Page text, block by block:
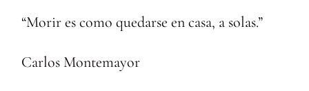
“Morir es como quedarse en casa, a solas.”
Carlos Montemayor